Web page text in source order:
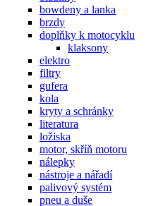
bowdeny a lanka
brzdy
doplňky k motocyklu
klaksony
elektro
filtry
gufera
kola
kryty a schránky
literatura
ložiska
motor, skříň motoru
nálepky
nástroje a nářadí
palivový systém
pneu a duše